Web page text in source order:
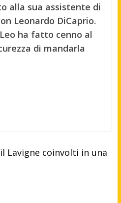
alla sua assistente di
Leonardo DiCaprio.
ha fatto cenno al
di mandarla
Lavigne coinvolti in una